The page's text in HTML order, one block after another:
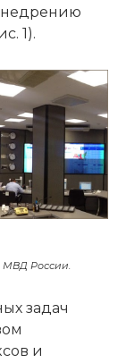
1).
России.
задач
и